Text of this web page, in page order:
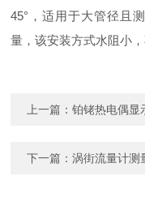
45°，适用于大管径且
量，该安装方式水阻小，
上一篇：铂铑热电偶显
下一篇：涡街流量计测